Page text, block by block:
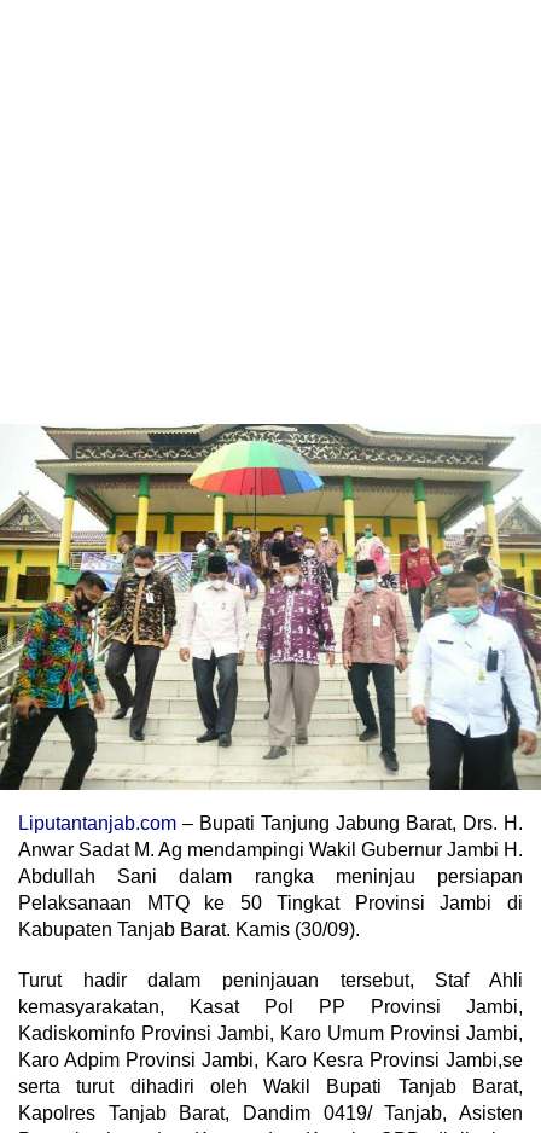
Liputantanjab.com – Bupati Tanjung Jabung Barat, Drs. H.
Anwar Sadat M. Ag mendampingi Wakil Gubernur Jambi H.
Abdullah Sani dalam rangka meninjau persiapan
Pelaksanaan MTQ ke 50 Tingkat Provinsi Jambi di
Kabupaten Tanjab Barat. Kamis (30/09).
Turut hadir dalam peninjauan tersebut, Staf Ahli
kemasyarakatan, Kasat Pol PP Provinsi Jambi,
Kadiskominfo Provinsi Jambi, Karo Umum Provinsi Jambi,
Karo Adpim Provinsi Jambi, Karo Kesra Provinsi Jambi,se
serta turut dihadiri oleh Wakil Bupati Tanjab Barat,
Kapolres Tanjab Barat, Dandim 0419/ Tanjab, Asisten